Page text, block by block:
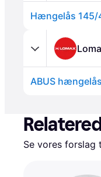
Hængelås 145/
ABUS
Se vores forslag